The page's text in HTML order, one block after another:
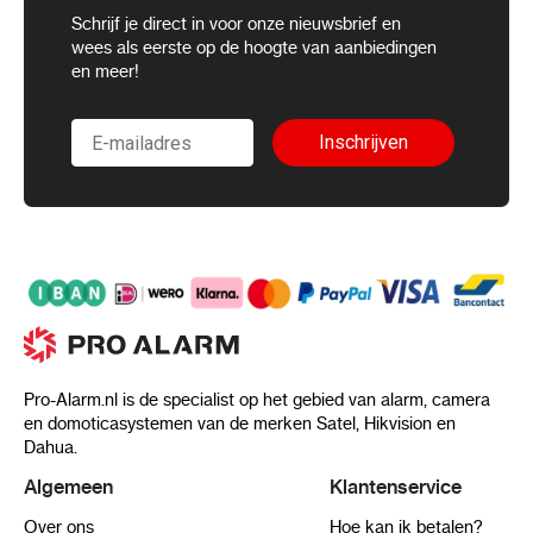
Schrijf je direct in voor onze nieuwsbrief en
wees als eerste op de hoogte van aanbiedingen
en meer!
Inschrijven
Pro-Alarm.nl is de specialist op het gebied van alarm, camera
en domoticasystemen van de merken Satel, Hikvision en
Dahua.
Algemeen
Over ons
Klantenservice
Hoe kan ik betalen?